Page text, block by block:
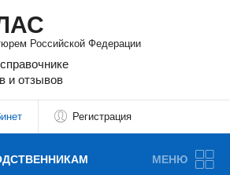
Российской Федерации
и отзывов
Регистрация
МЕНЮ